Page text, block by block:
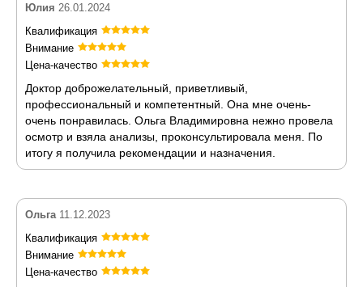
Юлия 26.01.2024
Квалификация
Внимание
Цена-качество
Доктор доброжелательный, приветливый,
профессиональный и компетентный. Она мне очень-
очень понравилась. Ольга Владимировна нежно провела
осмотр и взяла анализы, проконсультировала меня. По
итогу я получила рекомендации и назначения.
Ольга 11.12.2023
Квалификация
Внимание
Цена-качество